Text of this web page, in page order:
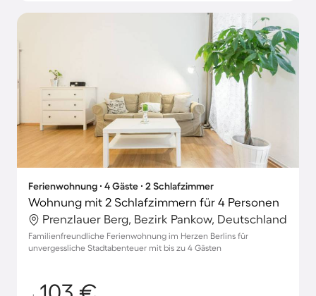
Ferienwohnung ∙ 4 Gäste ∙ 2 Schlafzimmer
Wohnung mit 2 Schlafzimmern für 4 Personen
Prenzlauer Berg, Bezirk Pankow, Deutschland
Familienfreundliche Ferienwohnung im Herzen Berlins für
unvergessliche Stadtabenteuer mit bis zu 4 Gästen